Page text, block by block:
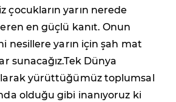
çocukların yarın nerede
en güçlü kanıt. Onun
nesillere yarın için şah mat
sunacağız.Tek Dünya
yürüttüğümüz toplumsal
olduğu gibi inanıyoruz ki